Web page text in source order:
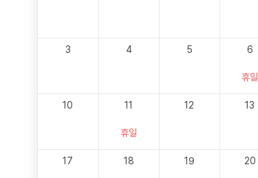
3 4 5 6
휴일
10 11
휴일
12 13
17 18 19 20